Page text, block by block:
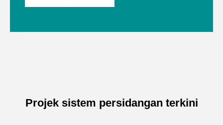
Projek sistem persidangan terkini